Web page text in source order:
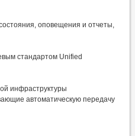
оповещения и отчеты,
стандартом Unified
инфраструктуры
автоматическую передачу